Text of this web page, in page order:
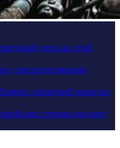
день на этой
для продолжения
гарантией мира на
страны выдают